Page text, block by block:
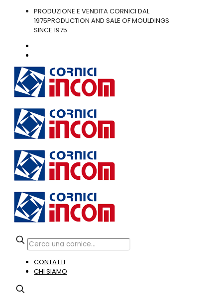
PRODUZIONE E VENDITA CORNICI DAL
1975PRODUCTION AND SALE OF MOULDINGS
SINCE 1975
CONTATTI
CHI SIAMO